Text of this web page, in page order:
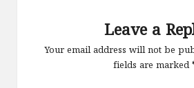
Leave a
Your email address will not be
fields are marked